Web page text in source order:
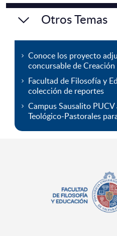
Otros Temas
Conoce los proyecto
concursable de
Facultad de Filosofía y
colección de reportes
Campus Sausalito
Teológico-Pastorales